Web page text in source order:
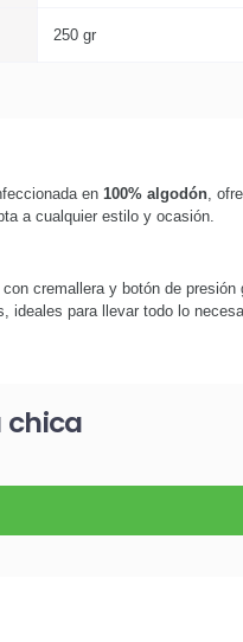
250 gr
en 100% algodón,
a cualquier estilo y ocasión.
cremallera y botón de presión
ideales para llevar todo lo
chica